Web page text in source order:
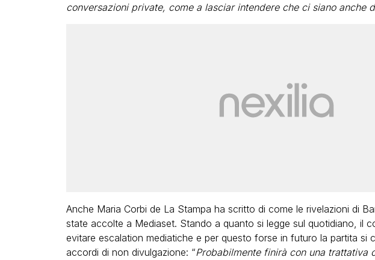
conversazioni private, come a lasciar intendere che ci siano anche
Anche Maria Corbi de La Stampa ha scritto di come le rivelazioni di
state accolte a Mediaset. Stando a quanto si legge sul quotidiano, il
evitare escalation mediatiche e per questo forse in futuro la partita si
accordi di non divulgazione: “Probabilmente finirà con una trattativa